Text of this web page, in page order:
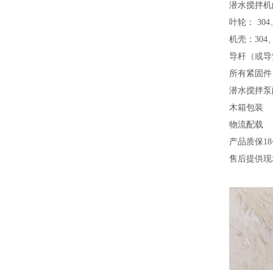
潜水搅拌
叶轮：
304
机壳： 304
导杆（或
所有紧固
潜水搅拌泵
木箱包装
物流配载
产品质保
售后提供